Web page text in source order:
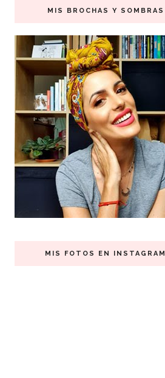
MIS BROCHAS Y SOMBRAS
MIS FOTOS EN INSTAGRAM